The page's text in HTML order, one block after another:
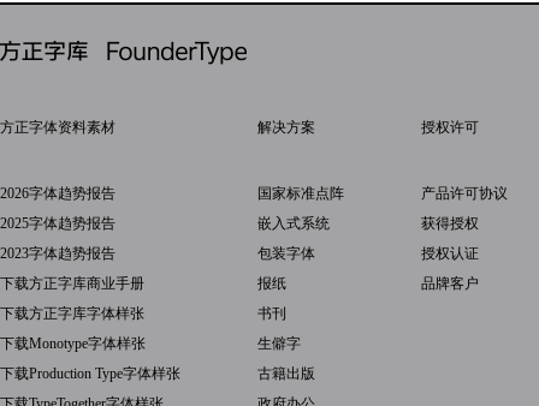
方正字体资料素材
2026字体趋势报告
2025字体趋势报告
2023字体趋势报告
下载方正字库商业手册
下载方正字库字体样张
下载Monotype字体样张
下载Production Type字体样张
解决方案
国家标准点阵
嵌入式系统
包装字体
报纸
书刊
生僻字
古籍出版
授权许可
产品许可协议
获得授权
授权认证
品牌客户